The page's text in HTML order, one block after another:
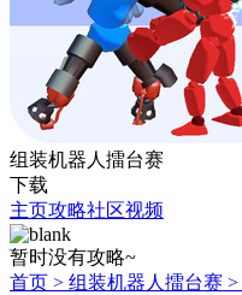
组装机器人擂台赛
下载
主页攻略社区视频
暂时没有攻略~
首页 > 组装机器人擂台赛 >